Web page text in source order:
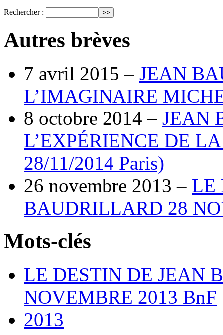
Rechercher :
Autres brèves
7 avril 2015 – JEAN
L’IMAGINAIRE
8 octobre 2014 – JEAN
L’EXPÉRIENCE DE
28/11/2014 Paris)
26 novembre 2013 – LE
BAUDRILLARD 28
Mots-clés
LE DESTIN DE JEAN
NOVEMBRE 2013 BnF
2013